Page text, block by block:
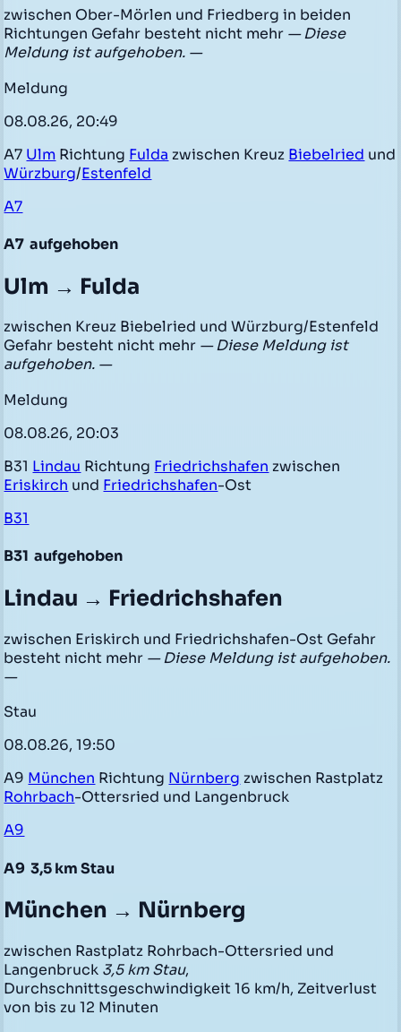
zwischen Ober-Mörlen und Friedberg in beiden
Richtungen Gefahr besteht nicht mehr — Diese
Meldung ist aufgehoben. —
Meldung
08.08.26, 20:49
A7 Ulm Richtung Fulda zwischen Kreuz Biebelried und
Würzburg/Estenfeld
A7
A7 aufgehoben
Ulm → Fulda
zwischen Kreuz Biebelried und Würzburg/Estenfeld
Gefahr besteht nicht mehr — Diese Meldung ist
aufgehoben. —
Meldung
08.08.26, 20:03
B31 Lindau Richtung Friedrichshafen zwischen
Eriskirch und Friedrichshafen-Ost
B31
B31 aufgehoben
Lindau → Friedrichshafen
zwischen Eriskirch und Friedrichshafen-Ost Gefahr
besteht nicht mehr — Diese Meldung ist aufgehoben.
—
Stau
08.08.26, 19:50
A9 München Richtung Nürnberg zwischen Rastplatz
Rohrbach-Ottersried und Langenbruck
A9
A9 3,5 km Stau
München → Nürnberg
zwischen Rastplatz Rohrbach-Ottersried und
Langenbruck 3,5 km Stau,
Durchschnittsgeschwindigkeit 16 km/h, Zeitverlust
von bis zu 12 Minuten